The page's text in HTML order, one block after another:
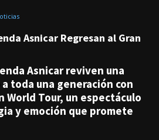
Asnicar Regresan al Gran
Asnicar reviven una
toda una generación con
World Tour, un espectáculo
y emoción que promete